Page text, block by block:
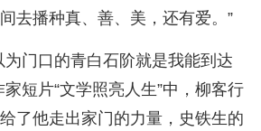
去播种真、善、美，还有爱。”
为门口的青白石阶就是我能到达
短片“文学照亮人生”中，柳客行
了他走出家门的力量，史铁生的